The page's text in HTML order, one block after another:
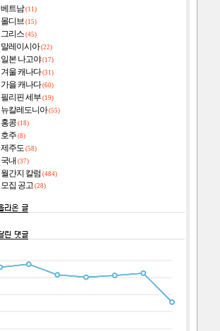
베트남(11)
몰디브 (15)
그리스 (45)
말레이시아(22)
일본 나고야(17)
겨울 캐나다(31)
가을 캐나다(60)
필리핀 세부 (19)
뉴칼레도니아(55)
홍콩 (18)
호주 (8)
제주도 (58)
국내 (37)
월간지 칼럼 (484)
모집 공고 (28)